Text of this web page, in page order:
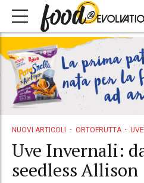
NUOVI ARTICOLI ORTOFRUTTA UVE
Uve Invernali:
seedless Allison